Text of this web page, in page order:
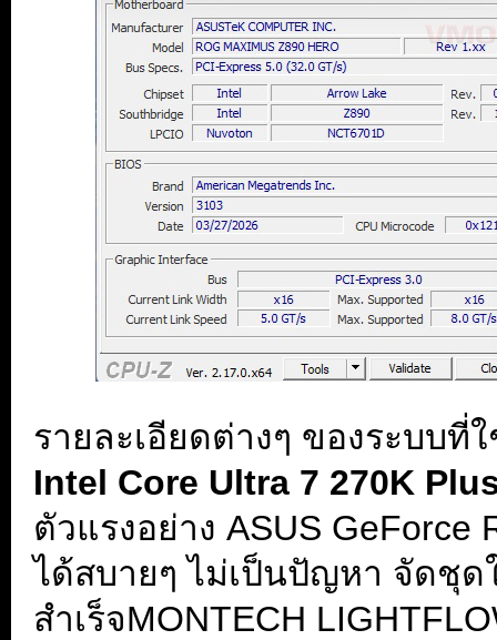
รายละเอียดต่างๆ ของระบบ
Intel Core Ultra 7 270K
ตัวแรงอย่าง ASUS
ได้สบายๆ ไม่เป็นปัญหา จัดชุ
สำเร็จMONTECH